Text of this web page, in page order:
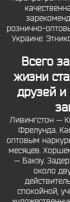
рознично-
Украине.
Всего
жизни
друзей и
Ливингстон —
Фрелунда.
оптовым
месяцев.
— Бакэу.
около
спокойной,